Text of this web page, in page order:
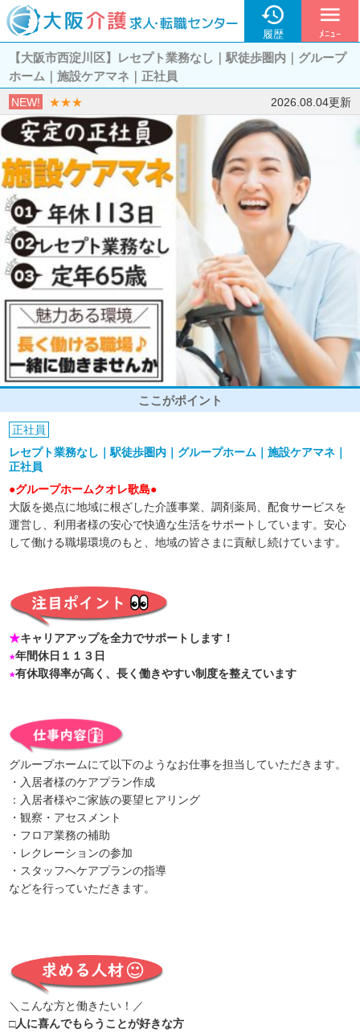

履歴
menu
ﾒﾆｭｰ
【大阪市西淀川区】レセプト業務なし｜駅徒歩圏内｜グループ
ホーム｜施設ケアマネ｜正社員
NEW! ★★★ 2026.08.04更新
ここがポイント
正社員
レセプト業務なし｜駅徒歩圏内｜グループホーム｜施設ケアマネ｜
正社員
●グループホームクオレ歌島●
大阪を拠点に地域に根ざした介護事業、調剤薬局、配食サービスを
運営し、利用者様の安心で快適な生活をサポートしています。安心
して働ける職場環境のもと、地域の皆さまに貢献し続けています。
★キャリアアップを全力でサポートします！
★年間休日１１３日
★有休取得率が高く、長く働きやすい制度を整えています
グループホームにて以下のようなお仕事を担当していただきます。
・入居者様のケアプラン作成
：入居者様やご家族の要望ヒアリング
・観察・アセスメント
・フロア業務の補助
・レクレーションの参加
・スタッフへケアプランの指導
などを行っていただきます。
＼こんな方と働きたい！／
□人に喜んでもらうことが好きな方